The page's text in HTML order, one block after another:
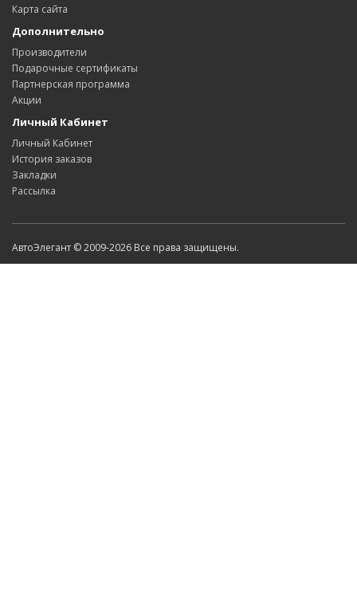
Карта сайта
Дополнительно
Производители
Подарочные сертификаты
Партнерская программа
Акции
Личный Кабинет
Личный Кабинет
История заказов
Закладки
Рассылка
АвтоЭлегант © 2009-2026 Все права защищены.